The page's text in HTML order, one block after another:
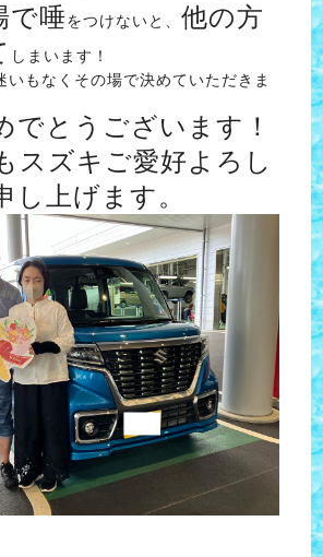
で唾をつけないと、 他の方
しまいます！
いもなくその場で決めていただきま
でとうございます！
スズキご愛好よろし
し上げます。